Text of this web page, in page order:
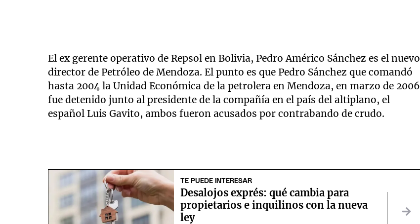
El ex gerente operativo de Repsol en Bolivia, Pedro Américo Sánchez es el nuevo
director de Petróleo de Mendoza. El punto es que Pedro Sánchez que comandó
hasta 2004 la Unidad Económica de la petrolera en Mendoza, en marzo de 2006
fue detenido junto al presidente de la compañía en el país del altiplano, el
español Luis Gavito, ambos fueron acusados por contrabando de crudo.
TE PUEDE INTERESAR
Desalojos exprés: qué cambia para
propietarios e inquilinos con la nueva
ley